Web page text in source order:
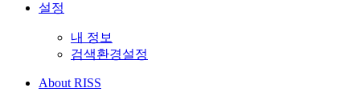
설정
내 정보
검색환경설정
About RISS